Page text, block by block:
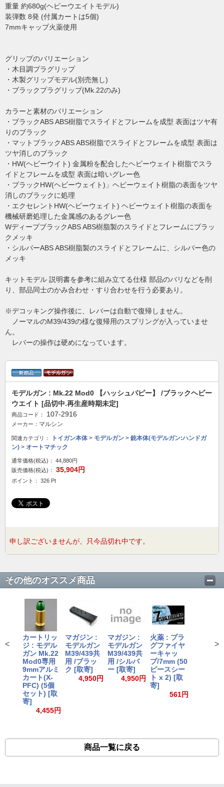
重量 約680g(ヘビーウエイトモデル)
装弾数 8発 (付属カートは5個)
7mmキャップ火薬使用
グリップのバリエーション
・木目調プラグリップ
・木製グリップモデル(別売無し)
・ブラックプラグリップ(Mk.22のみ)
カラーと素材のバリエーション
・ブラックABS ABS樹脂でスライドとフレームを成型 表面はツヤ有
りのブラック
・マットブラックABS ABS樹脂でスライドとフレームを成型 表面は
ツヤ消しのブラック
・HW(ヘビーウイト) 金属粉を配合したヘビーウェイト樹脂でスラ
イドとフレームを成型 表面は暗いグレー色
・ブラックHW(ヘビーウェイト)」ヘビーウェイト樹脂の表面をツヤ
消しのブラックに処理
・エクセレントHW(ヘビーウェイト) ヘビーウェイト樹脂の表面を
機械研磨処理した金属感のあるグレー色
WディープブラックABS ABS樹脂製のスライドとフレームにブラッ
クメッキ
・シルバーABS ABS樹脂製のスライドとフレームに、シルバー色の
メッキ
キットモデル 説明書を参考に組み立てる仕様 部品のバリなどを削
り、部品同士のかみ合わせ・すり合わせを行う必要あり。
※デコッキング操作後に、レバーは自動で復帰しません。
ノーマルのM39/439の様な復帰用のスプリングが入っていませ
ん。
レバーの操作は硬めになっています。
モデルガン : Mk.22 Mod0 【ハッシュパピー】 /ブラックヘビー
ウエイト [品切中.再生産時期未定]
商品コード： 107-2916
メーカー： マルシン
関連カテゴリ： トイガン本体> モデルガン > 銃本体(モデルガン:ハンドガ
ン) > オートマチック
通常価格(税込)：
44,880円
販売価格(税込)：
35,904円
ポイント： 326 Pt
申し訳ございませんが、只今品切れ中です。
その他のオススメ商品
カートリッ
ジ : モデル
ガン Mk.22
Mod0専用
9mmアルミ
カート(X-
PFC) (5個
セット) [取
寄]
4,455円
マガジン :
モデルガン
M39/439共
用 /ブラッ
ク [取寄]
4,950円
マガジン :
モデルガン
M39/439共
用 /シルバ
ー [取寄]
4,950円
火薬 : プラ
グファイヤ
ーキャッ
プ/7mm (50
ピースシー
ト x 2) [取
寄]
561円
< >
商品一覧に戻る